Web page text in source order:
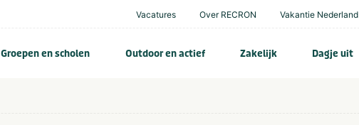
Vacatures Over RECRON Vakantie Nederland
Groepen en scholen Outdoor en actief Zakelijk Dagje uit